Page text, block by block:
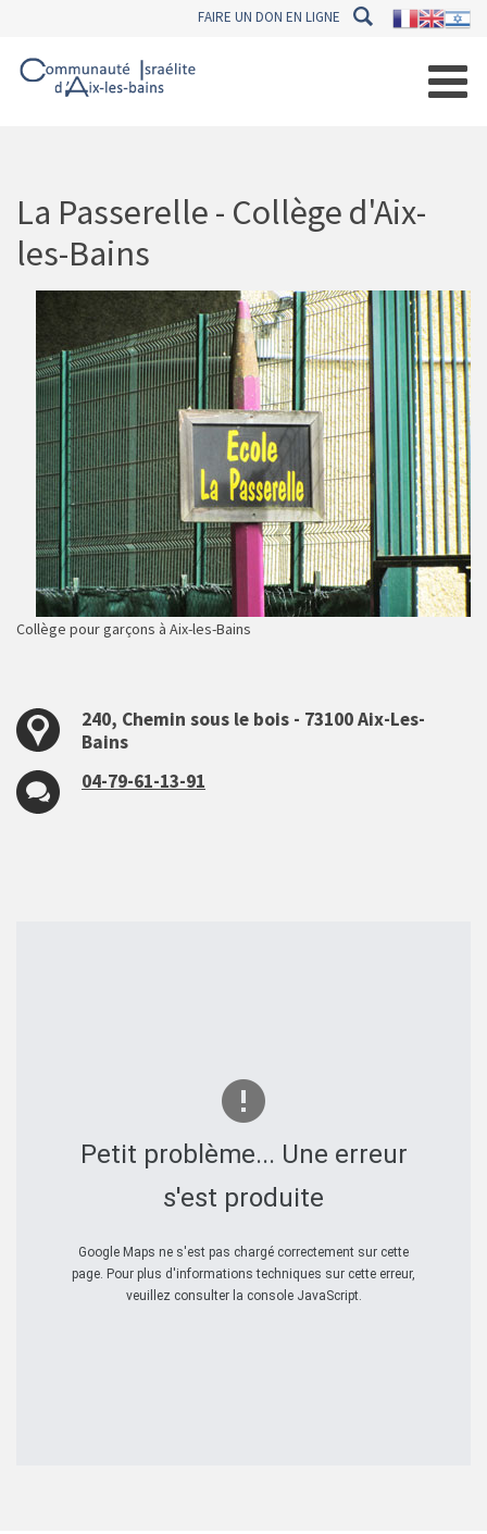
FAIRE UN DON EN LIGNE
La Passerelle - Collège d'Aix-
les-Bains
Collège pour garçons à Aix-les-Bains
240, Chemin sous le bois - 73100 Aix-Les-
Bains
04-79-61-13-91
Petit problème... Une erreur
s'est produite
Google Maps ne s'est pas chargé correctement sur cette
page. Pour plus d'informations techniques sur cette erreur,
veuillez consulter la console JavaScript.